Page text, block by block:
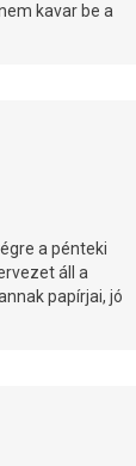
kavar be a
a pénteki
áll a
papírjai, jó